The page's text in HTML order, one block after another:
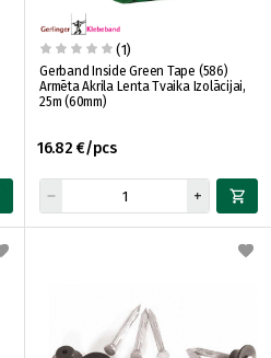
(1)
Gerband Inside Green Tape (586)
Armēta Akrila Lenta Tvaika Izolācijai,
25m (60mm)
16.82 €/pcs